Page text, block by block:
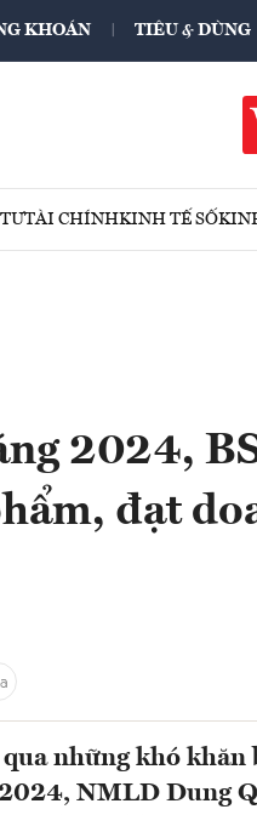
KHOÁN TIÊU & DÙNG
TÀI CHÍNHKINH TẾ SỐ
2024,
đạt
những khó khăn
NMLD Dung